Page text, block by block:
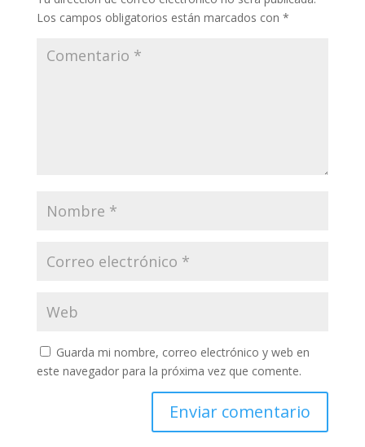
Los campos obligatorios están marcados con *
Guarda mi nombre, correo electrónico y web en
este navegador para la próxima vez que comente.